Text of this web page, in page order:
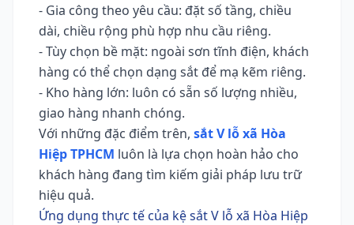
- Gia công theo yêu cầu: đặt số tầng, chiều
dài, chiều rộng phù hợp nhu cầu riêng.
- Tùy chọn bề mặt: ngoài sơn tĩnh điện, khách
hàng có thể chọn dạng sắt để mạ kẽm riêng.
- Kho hàng lớn: luôn có sẵn số lượng nhiều,
giao hàng nhanh chóng.
Với những đặc điểm trên, sắt V lỗ xã Hòa
Hiệp TPHCM luôn là lựa chọn hoàn hảo cho
khách hàng đang tìm kiếm giải pháp lưu trữ
hiệu quả.
Ứng dụng thực tế của kệ sắt V lỗ xã Hòa Hiệp